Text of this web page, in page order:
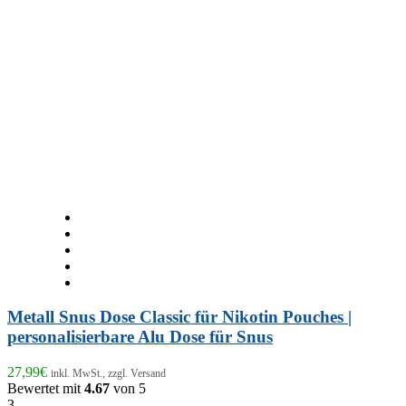
Metall Snus Dose Classic für Nikotin Pouches |
personalisierbare Alu Dose für Snus
27,99€ inkl. MwSt., zzgl. Versand
Bewertet mit 4.67 von 5